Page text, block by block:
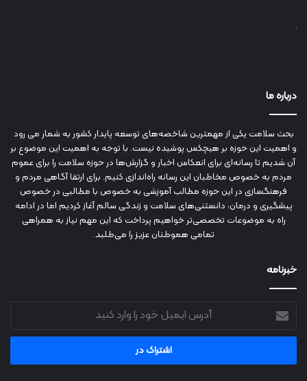
درباره ما
بحث سلامت یکی از مهمترین شاخصه‌های توسعه پایدار کشور به شمار می رود
و اهمیت این حوزه بر هیچکس پوشیده نیست. با توجه به اهمیت این موضوع بر
آن شدیم تا رسانه‌ای برای انعکاس اخبار و گزارش‌ها در حوزه سلامت را برای عموم
مردم به خصوص مخاطبان این رسانه راه‌اندازی کنیم. برای ارتقا آگاهی مردم و
فرهنگسازی در این حوزه مطالب آموزشی به خصوص با مطالبی در خصوص
پیشگیری و درمان، دانستنی‌های سلامت و زندگی سالم آغاز کردیم اما در ادامه
راه به موضوعات تخصصی‌تر خواهیم پرداخت که این مهم نیاز به همراهی
تمامی هموطنان عزیز را می‌طلبد.
خبرنامه
آدرس
ایمیل
خود
وارد